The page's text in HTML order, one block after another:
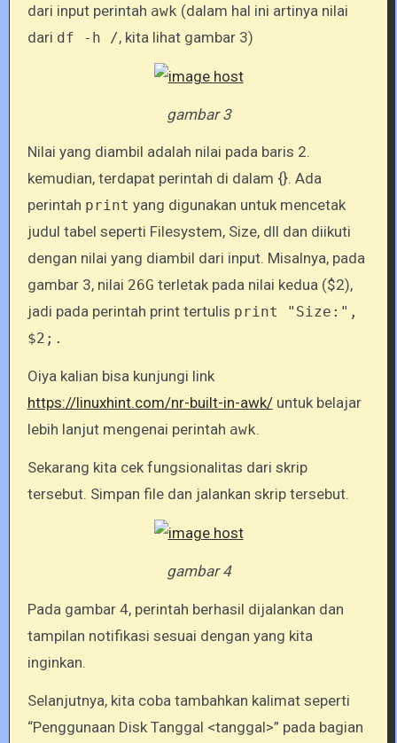
dari input perintah awk (dalam hal ini artinya nilai
dari df -h /, kita lihat gambar 3)
gambar 3
Nilai yang diambil adalah nilai pada baris 2.
kemudian, terdapat perintah di dalam {}. Ada
perintah print yang digunakan untuk mencetak
judul tabel seperti Filesystem, Size, dll dan diikuti
dengan nilai yang diambil dari input. Misalnya, pada
gambar 3, nilai 26G terletak pada nilai kedua ($2),
jadi pada perintah print tertulis print "Size:",
$2;.
Oiya kalian bisa kunjungi link
https://linuxhint.com/nr-built-in-awk/untuk belajar
lebih lanjut mengenai perintah awk.
Sekarang kita cek fungsionalitas dari skrip
tersebut. Simpan file dan jalankan skrip tersebut.
gambar 4
Pada gambar 4, perintah berhasil dijalankan dan
tampilan notifikasi sesuai dengan yang kita
inginkan.
Selanjutnya, kita coba tambahkan kalimat seperti
“Penggunaan Disk Tanggal <tanggal>” pada bagian